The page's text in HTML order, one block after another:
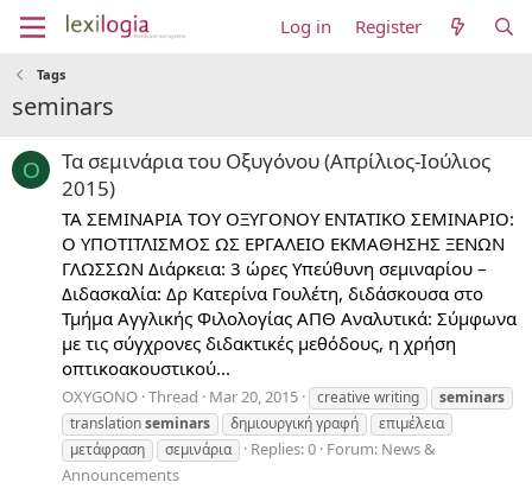
Log in Register
Tags
seminars
O
Τα σεμινάρια του Οξυγόνου (Απρίλιος-Ιούλιος
2015)
ΤΑ ΣΕΜΙΝΑΡΙΑ ΤΟΥ ΟΞΥΓΟΝΟΥ ΕΝΤΑΤΙΚΟ ΣΕΜΙΝΑΡΙΟ:
O ΥΠΟΤΙΤΛΙΣΜΟΣ ΩΣ ΕΡΓΑΛΕΙΟ ΕΚΜΑΘΗΣΗΣ ΞΕΝΩΝ
ΓΛΩΣΣΩΝ Διάρκεια: 3 ώρες Υπεύθυνη σεμιναρίου –
Διδασκαλία: Δρ Κατερίνα Γουλέτη, διδάσκουσα στο
Τμήμα Αγγλικής Φιλολογίας ΑΠΘ Αναλυτικά: Σύμφωνα
με τις σύγχρονες διδακτικές μεθόδους, η χρήση
οπτικοακουστικού...
OXYGONO Thread Mar 20, 2015 creative writing
seminars
translationseminars δημιουργική γραφή
επιμέλεια
μετάφραση
σεμινάρια Replies: 0 Forum: News &
Announcements